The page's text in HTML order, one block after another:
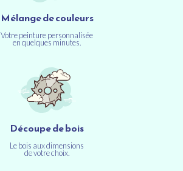
Mélange de couleurs
Votre peinture personnalisée
en quelques minutes.
Découpe de bois
Le bois aux dimensions
de votre choix.